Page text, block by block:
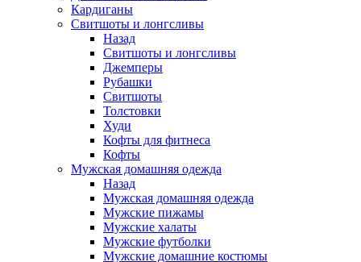
Кардиганы
Свитшоты и лонгсливы
Назад
Свитшоты и лонгсливы
Джемперы
Рубашки
Свитшоты
Толстовки
Худи
Кофты для фитнеса
Кофты
Мужская домашняя одежда
Назад
Мужская домашняя одежда
Мужские пижамы
Мужские халаты
Мужские футболки
Мужские домашние костюмы